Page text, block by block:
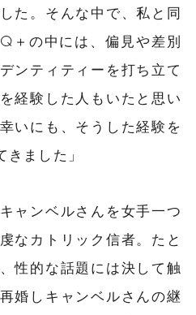
た。そんな中で、私と同
＋の中には、偏見や差別
ンティティーを打ち立て
経験した人もいたと思い
いにも、そうした経験を
ました」
ャンベルさんを女手一つ
なカトリック信者。たと
性的な話題には決して触
婚しキャンベルさんの継